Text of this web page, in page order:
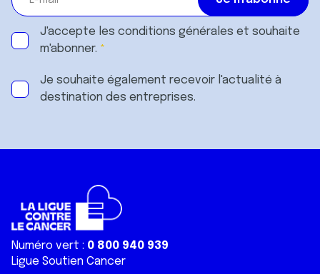
J'accepte les conditions générales et souhaite
m'abonner.
Je souhaite également recevoir l'actualité à
destination des entreprises.
Numéro vert : 0 800 940 939
Ligue Soutien Cancer